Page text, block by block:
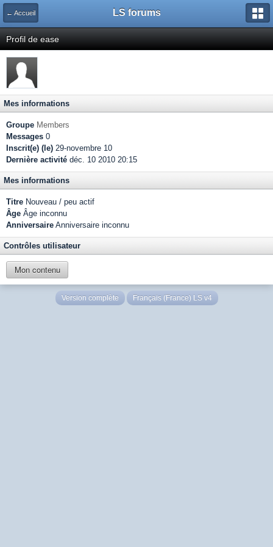
← Accueil LS forums
Profil de ease
Mes informations
Groupe Members
Messages 0
Inscrit(e) (le) 29-novembre 10
Dernière activité déc. 10 2010 20:15
Mes informations
Titre Nouveau / peu actif
Âge Âge inconnu
Anniversaire Anniversaire inconnu
Contrôles utilisateur
Mon contenu
Version complète Français (France) LS v4